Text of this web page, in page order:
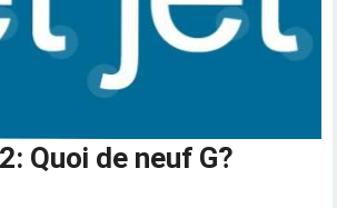
Quoi de neuf G?